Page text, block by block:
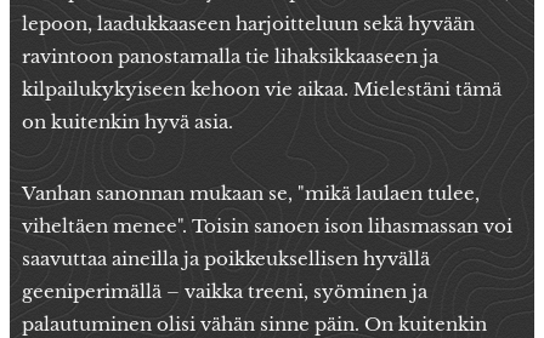
lepoon, laadukkaaseen harjoitteluun sekä hyvään
ravintoon panostamalla tie lihaksikkaaseen ja
kilpailukykyiseen kehoon vie aikaa. Mielestäni tämä
on kuitenkin hyvä asia.
Vanhan sanonnan mukaan se, "mikä laulaen tulee,
viheltäen menee". Toisin sanoen ison lihasmassan voi
saavuttaa aineilla ja poikkeuksellisen hyvällä
geeniperimällä – vaikka treeni, syöminen ja
palautuminen olisi vähän sinne päin. On kuitenkin